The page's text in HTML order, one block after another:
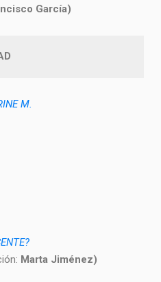
García)
M.
Marta Jiménez)